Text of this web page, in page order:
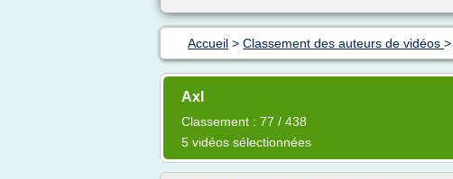
Accueil > Classement des auteurs de vidéos >
Axl
Classement : 77 / 438
5 vidéos sélectionnées